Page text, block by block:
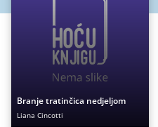
Branje tratinčica nedjeljom
Liana Cincotti